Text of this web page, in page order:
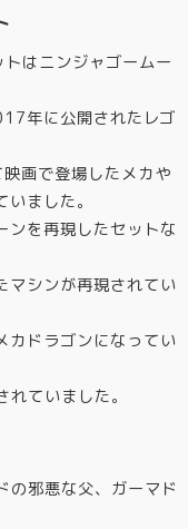
はニンジャゴームー
年に公開されたレゴ
画で登場したメカや
ました。
ンを再現したセットな
マシンが再現されてい
カドラゴンになってい
ていました。
の邪悪な父、ガーマド